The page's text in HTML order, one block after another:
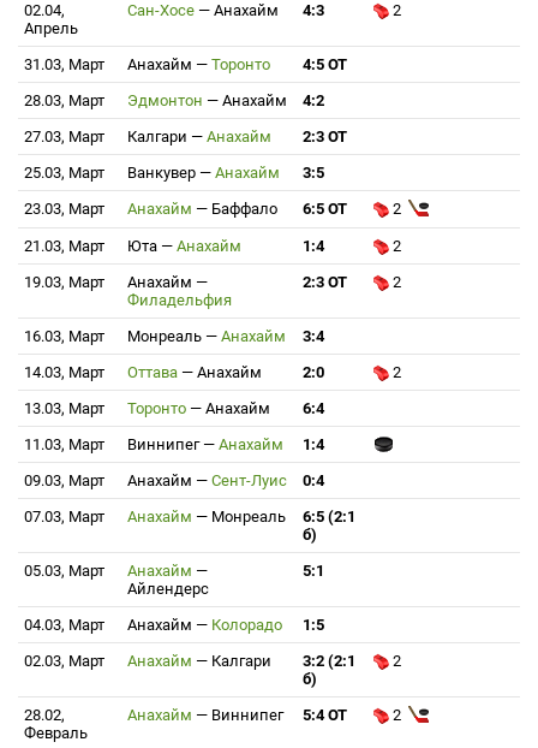
02.04,
Апрель
Сан-Хосе — Анахайм 4:3 2
31.03, Март Анахайм — Торонто
4:5 ОТ
28.03, Март
Эдмонтон — Анахайм
4:2
27.03, Март
Калгари — Анахайм
2:3 ОТ
25.03, Март
Ванкувер — Анахайм
3:5
23.03, Март
Анахайм — Баффало 6:5 ОТ 2
21.03, Март Юта — Анахайм 1:4
2
19.03, Март
Анахайм —
Филадельфия
2:3 ОТ 2
16.03, Март Монреаль — Анахайм
3:4
14.03, Март
Оттава — Анахайм 2:0
2
13.03, Март
Торонто — Анахайм
6:4
11.03, Март
Виннипег — Анахайм
1:4
09.03, Март
Анахайм — Сент-Луис
0:4
07.03, Март
Анахайм — Монреаль
6:5 (2:1
б)
05.03, Март
Анахайм —
Айлендерс
5:1
04.03, Март Анахайм — Колорадо
1:5
02.03, Март
Анахайм — Калгари
3:2 (2:1
б)
2
28.02,
Февраль
Анахайм — Виннипег 5:4 ОТ 2